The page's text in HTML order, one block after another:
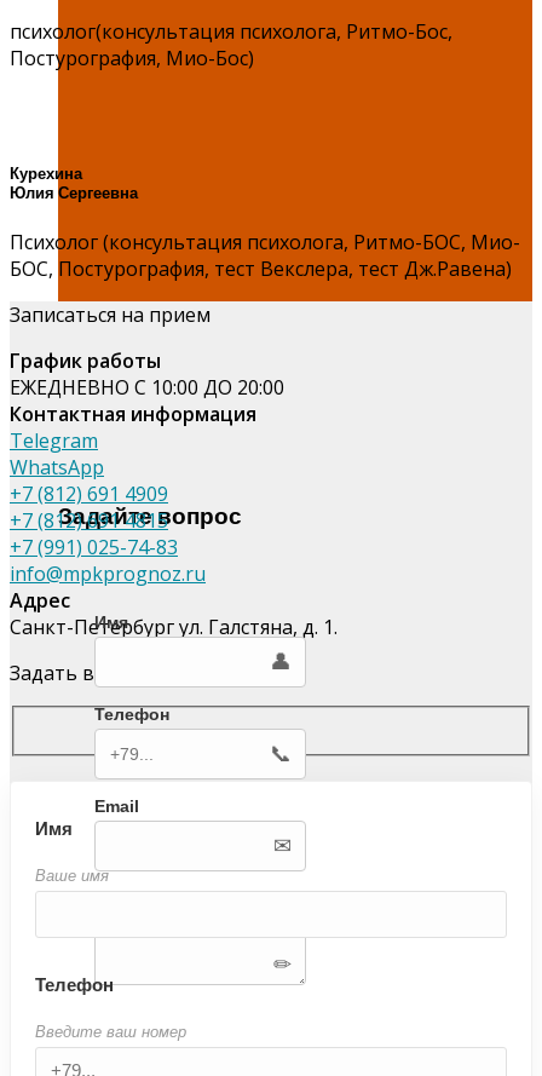
Задайте вопрос
Имя
Телефон
Email
Ваш вопрос
психолог(консультация психолога, Ритмо-Бос,
Постурография, Мио-Бос)
Курехина
Юлия Сергеевна
Психолог (консультация психолога, Ритмо-БОС, Мио-
БОС, Постурография, тест Векслера, тест Дж.Равена)
Записаться на прием
График работы
ЕЖЕДНЕВНО С 10:00 ДО 20:00
Контактная информация
Telegram
WhatsApp
+7 (812) 691 4909
+7 (812) 691 4815
+7 (991) 025-74-83
info@mpkprognoz.ru
Адрес
Санкт-Петербург ул. Галстяна, д. 1.
Задать вопрос специалисту
Имя
Ваше имя
Телефон
Введите ваш номер